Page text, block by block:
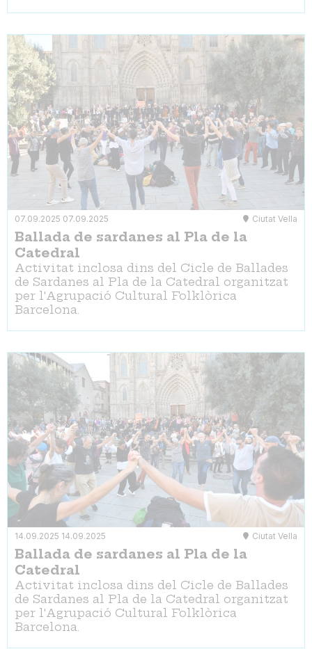
07.09.2025 07.09.2025 Ciutat Vella
Ballada de sardanes al Pla de la
Catedral
Activitat inclosa dins del Cicle de Ballades
de Sardanes al Pla de la Catedral organitzat
per l'Agrupació Cultural Folklòrica
Barcelona.
14.09.2025 14.09.2025 Ciutat Vella
Ballada de sardanes al Pla de la
Catedral
Activitat inclosa dins del Cicle de Ballades
de Sardanes al Pla de la Catedral organitzat
per l'Agrupació Cultural Folklòrica
Barcelona.